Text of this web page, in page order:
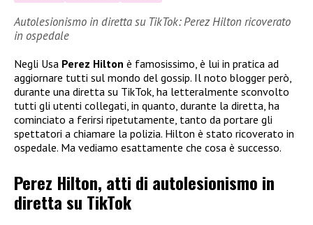
Autolesionismo in diretta su TikTok: Perez Hilton ricoverato
in ospedale
Negli Usa Perez Hilton è famosissimo, è lui in pratica ad
aggiornare tutti sul mondo del gossip. Il noto blogger però,
durante una diretta su TikTok, ha letteralmente sconvolto
tutti gli utenti collegati, in quanto, durante la diretta, ha
cominciato a ferirsi ripetutamente, tanto da portare gli
spettatori a chiamare la polizia. Hilton è stato ricoverato in
ospedale. Ma vediamo esattamente che cosa è successo.
Perez Hilton, atti di autolesionismo in
diretta su TikTok